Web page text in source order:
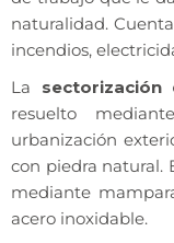
naturalidad.
incendios,
La
resuelto
urbanización
con piedra natural.
mediante
acero inoxidable.